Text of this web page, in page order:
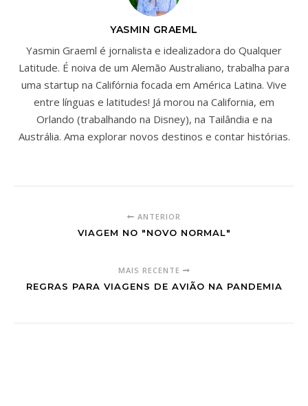
YASMIN GRAEML
Yasmin Graeml é jornalista e idealizadora do Qualquer
Latitude. É noiva de um Alemão Australiano, trabalha para
uma startup na Califórnia focada em América Latina. Vive
entre línguas e latitudes! Já morou na California, em
Orlando (trabalhando na Disney), na Tailândia e na
Austrália. Ama explorar novos destinos e contar histórias.
ANTERIOR
VIAGEM NO "NOVO NORMAL"
MAIS RECENTE
REGRAS PARA VIAGENS DE AVIÃO NA PANDEMIA